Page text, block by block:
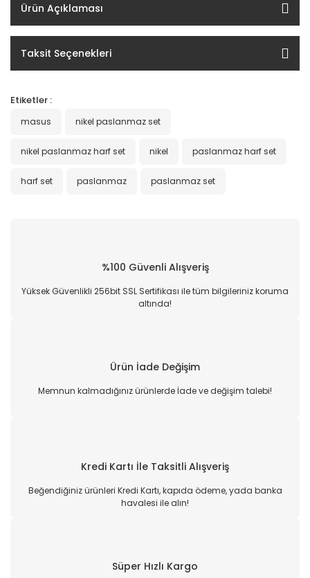
Ürün Açıklaması
Taksit Seçenekleri
Etiketler :
masus nikel paslanmaz set
nikel paslanmaz harf set nikel paslanmaz harf set
harf set paslanmaz paslanmaz set
%100 Güvenli Alışveriş
Yüksek Güvenlikli 256bit SSL Sertifikası ile tüm bilgileriniz koruma
altında!
Ürün İade Değişim
Memnun kalmadığınız ürünlerde İade ve değişim talebi!
Kredi Kartı İle Taksitli Alışveriş
Beğendiğiniz ürünleri Kredi Kartı, kapıda ödeme, yada banka
havalesi ile alın!
Süper Hızlı Kargo